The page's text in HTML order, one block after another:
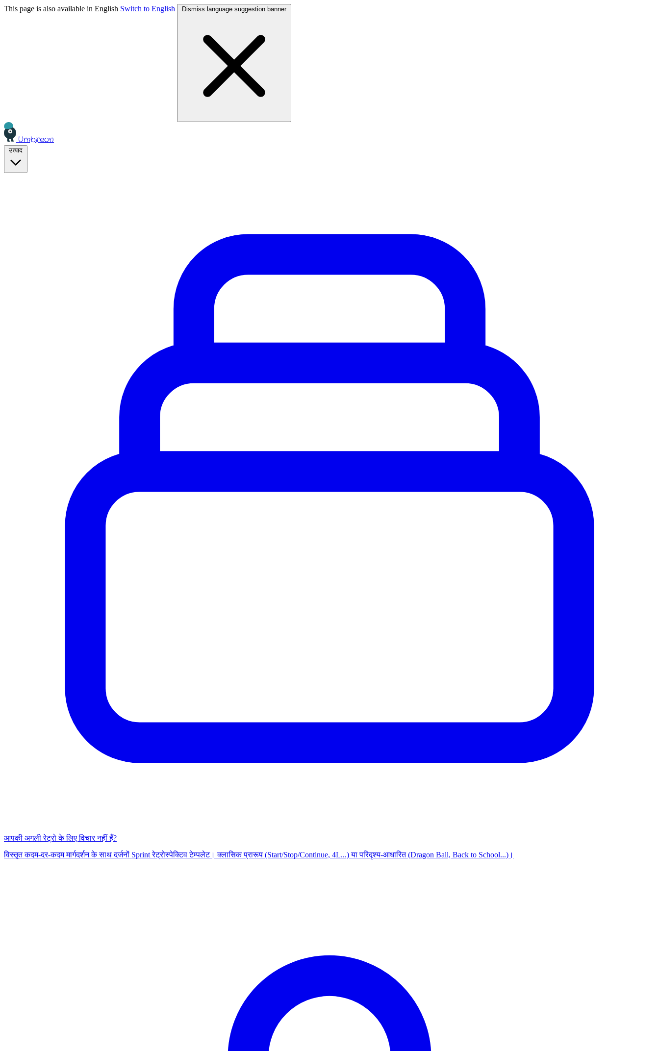
This page is also available in English Switch to English Dismiss language suggestion banner
Umbreon
आपकी अगली रेट्रो के लिए विचार नहीं हैं?
विस्तृत कदम-दर-कदम मार्गदर्शन के साथ दर्जनों Sprint रेट्रोस्पेक्टिव टेम्पलेट। क्लासिक प्रारूप (Start/Stop/Continue, 4L...) या परिदृश्य-आधारित (Dragon Ball, Back to School...)।